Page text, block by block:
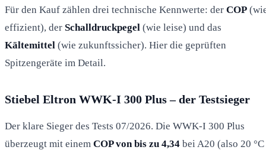
Für den Kauf zählen drei technische Kennwerte: der COP
effizient), der Schalldruckpegel (wie leise) und das
Kältemittel (wie zukunftssicher). Hier die geprüften
Spitzengeräte im Detail.
Stiebel Eltron WWK-I 300 Plus – der Testsieger
Der klare Sieger des Tests 07/2026. Die WWK-I 300 Plus
überzeugt mit einem COP von bis zu 4,34 bei A20 (also 20 °C